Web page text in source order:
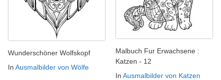
Wunderschöner Wolfskopf
In Ausmalbilder von Wölfe
Malbuch Fur Erwachsene :
Katzen - 12
In Ausmalbilder von Katzen